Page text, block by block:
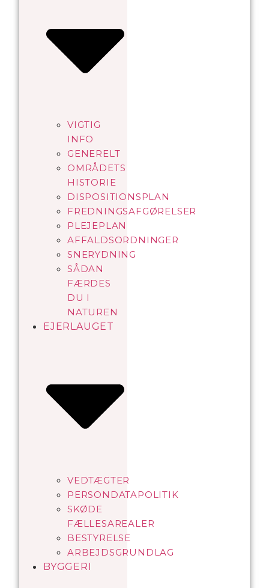
VIGTIG
INFO
GENERELT
OMRÅDETS
HISTORIE
DISPOSITIONSPLAN
FREDNINGSAFGØRELSER
PLEJEPLAN
AFFALDSORDNINGER
SNERYDNING
SÅDAN
FÆRDES
DU I
NATUREN
EJERLAUGET
VEDTÆGTER
PERSONDATAPOLITIK
SKØDE
FÆLLESAREALER
BESTYRELSE
ARBEJDSGRUNDLAG
BYGGERI